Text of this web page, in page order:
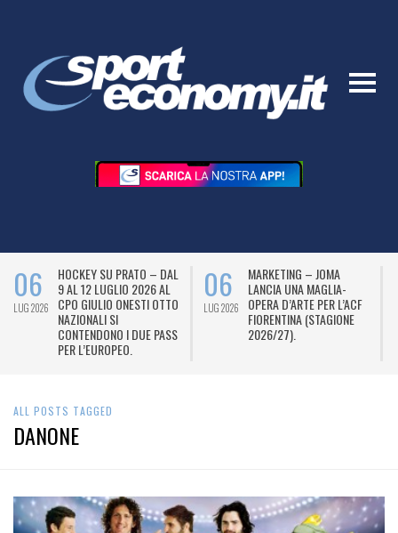
06
LUG 2026
HOCKEY SU PRATO – DAL
9 AL 12 LUGLIO 2026 AL
CPO GIULIO ONESTI OTTO
NAZIONALI SI
CONTENDONO I DUE PASS
PER L’EUROPEO.
06
LUG 2026
MARKETING – JOMA
LANCIA UNA MAGLIA-
OPERA D’ARTE PER L’ACF
FIORENTINA (STAGIONE
2026/27).
ALL POSTS TAGGED
DANONE